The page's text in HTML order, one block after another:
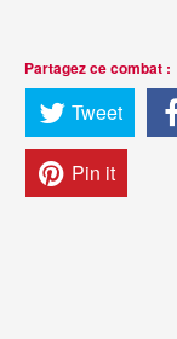
Partagez ce combat :
Tweet
Pin it